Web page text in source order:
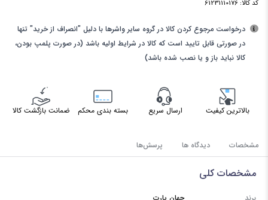
کد کالا: 61231110176
درخواست مرجوع کردن کالا در گروه سایر واشرها با دلیل "انصراف از خرید" تنها
در صورتی قابل تایید است که کالا در شرایط اولیه باشد (در صورت پلمپ بودن،
کالا نباید باز و یا نصب شده باشد)
بالاترین کیفیت ارسال سریع بسته بندی محکم ضمانت بازگشت کالا
مشخصات دیدگاه ها پرسش‌ها
مشخصات کلی